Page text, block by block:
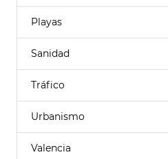
Playas
Sanidad
Tráfico
Urbanismo
Valencia